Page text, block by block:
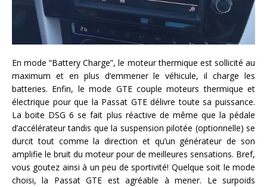
En mode “Battery Charge”, le moteur thermique est sollicité au
maximum et en plus d’emmener le véhicule, il charge les
batteries. Enfin, le mode GTE couple moteurs thermique et
électrique pour que la Passat GTE délivre toute sa puissance.
La boite DSG 6 se fait plus réactive de même que la pédale
d’accélérateur tandis que la suspension pilotée (optionnelle) se
durcit tout comme la direction et qu’un générateur de son
amplifie le bruit du moteur pour de meilleures sensations. Bref,
vous goutez ainsi à un peu de sportivité! Quelque soit le mode
choisi, la Passat GTE est agréable à mener. Le surpoids